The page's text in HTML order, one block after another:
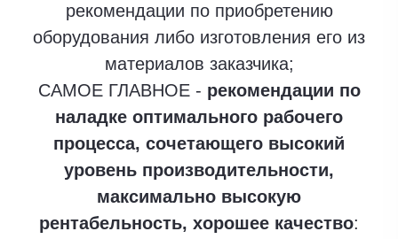
рекомендации по приобретению
оборудования либо изготовления его из
материалов заказчика;
САМОЕ ГЛАВНОЕ - рекомендации по
наладке оптимального рабочего
процесса, сочетающего высокий
уровень производительности,
максимально высокую
рентабельность, хорошее качество: